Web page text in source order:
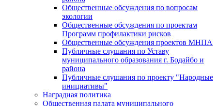
Общественные обсуждения по вопросам
экологии
Общественные обсуждения по проектам
Программ профилактики рисков
Общественные обсуждения проектов МНПА
Публичные слушания по Уставу
муниципального образования г. Бодайбо и
района
Публичные слушания по проекту "Народные
инициативы"
Наградная политика
Общественная палата муниципального